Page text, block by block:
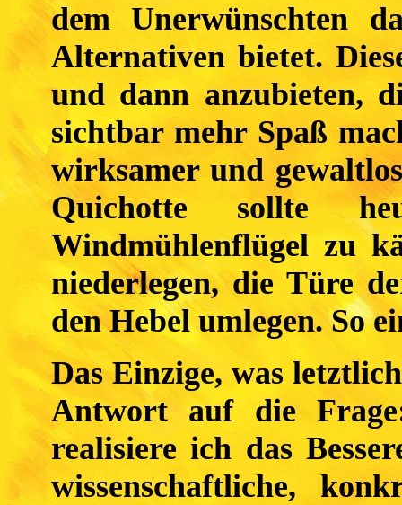
dem Unerwünschten
Alternativen bietet.
und dann anzubieten,
sichtbar mehr Spaß
wirksamer und
Quichotte sollte
Windmühlenflügel zu
niederlegen, die Türe
den Hebel umlegen. So
Das Einzige, was
Antwort auf die
realisiere ich das
wissenschaftliche,